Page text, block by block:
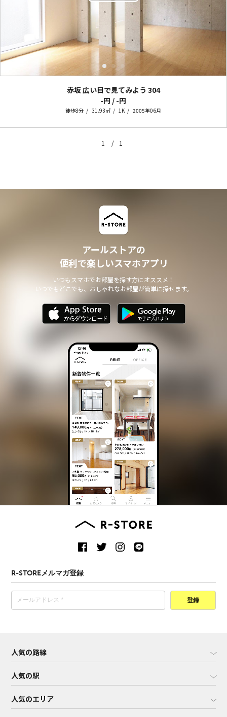
赤坂 広い目で見てみよう 304
-円 / -円
徒歩8分 31.93㎡ 1K 2005年06月
1 1
アールストアの
便利で楽しいスマホアプリ
いつもスマホでお部屋を探す方にオススメ！
いつでもどこでも、おしゃれなお部屋が簡単に探せます。
R-STOREメルマガ登録
登録
人気の路線
人気の駅
人気のエリア